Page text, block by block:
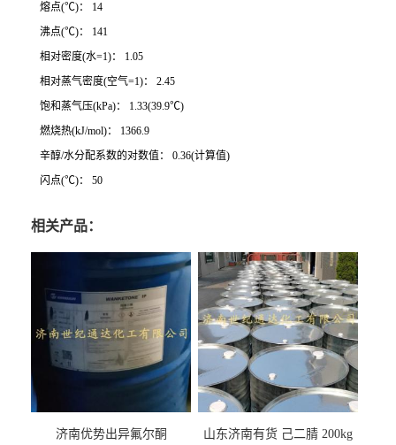
熔点(℃)： 14
沸点(℃)： 141
相对密度(水=1)： 1.05
相对蒸气密度(空气=1)： 2.45
饱和蒸气压(kPa)： 1.33(39.9℃)
燃烧热(kJ/mol)： 1366.9
辛醇/水分配系数的对数值： 0.36(计算值)
闪点(℃)： 50
相关产品：
济南优势出异氟尔酮 山东济南有货 己二腈 200kg